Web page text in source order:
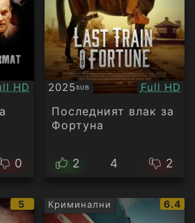
HD
0
2025SUB
Субтитри Full HD
Последният влак за
Фортуна
2 4 2
IMDb
рейтинг:
5 Криминални
IMDb
6.4